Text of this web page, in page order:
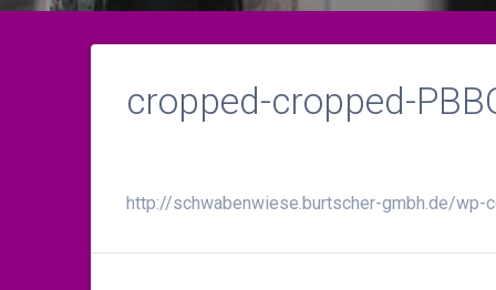
cropped-cropped-
http://schwabenwiese.burtscher-gmbh.de/